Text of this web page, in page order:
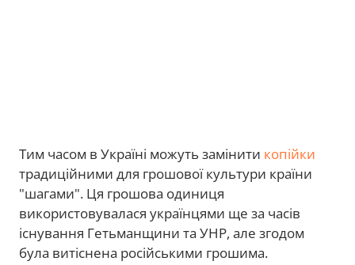
Тим часом в Україні можуть замінити копійки
традиційними для грошової культури країни
"шагами". Ця грошова одиниця
використовувалася українцями ще за часів
існування Гетьманщини та УНР, але згодом
була витіснена російськими грошима.